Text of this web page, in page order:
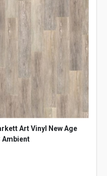
Art Vinyl New Age
Ambient